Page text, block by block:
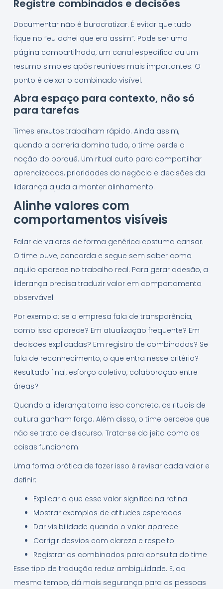
Registre combinados e decisões
Documentar não é burocratizar. É evitar que tudo
fique no “eu achei que era assim”. Pode ser uma
página compartilhada, um canal específico ou um
resumo simples após reuniões mais importantes. O
ponto é deixar o combinado visível.
Abra espaço para contexto, não só
para tarefas
Times enxutos trabalham rápido. Ainda assim,
quando a correria domina tudo, o time perde a
noção do porquê. Um ritual curto para compartilhar
aprendizados, prioridades do negócio e decisões da
liderança ajuda a manter alinhamento.
Alinhe valores com
comportamentos visíveis
Falar de valores de forma genérica costuma cansar.
O time ouve, concorda e segue sem saber como
aquilo aparece no trabalho real. Para gerar adesão, a
liderança precisa traduzir valor em comportamento
observável.
Por exemplo: se a empresa fala de transparência,
como isso aparece? Em atualização frequente? Em
decisões explicadas? Em registro de combinados? Se
fala de reconhecimento, o que entra nesse critério?
Resultado final, esforço coletivo, colaboração entre
áreas?
Quando a liderança torna isso concreto, os rituais de
cultura ganham força. Além disso, o time percebe que
não se trata de discurso. Trata-se do jeito como as
coisas funcionam.
Uma forma prática de fazer isso é revisar cada valor e
definir:
Explicar o que esse valor significa na rotina
Mostrar exemplos de atitudes esperadas
Dar visibilidade quando o valor aparece
Corrigir desvios com clareza e respeito
Registrar os combinados para consulta do time
Esse tipo de tradução reduz ambiguidade. E, ao
mesmo tempo, dá mais segurança para as pessoas